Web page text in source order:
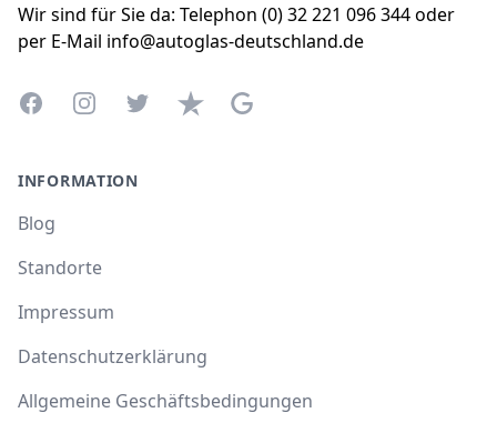
Wir sind für Sie da: Telephon (0) 32 221 096 344 oder
per E-Mail info@autoglas-deutschland.de
FacebookInstagramTwitterTrustpilotGoogle Business Profile
INFORMATION
Blog
Standorte
Impressum
Datenschutzerklärung
Allgemeine Geschäftsbedingungen